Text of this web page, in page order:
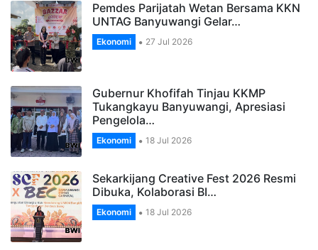
Pemdes Parijatah Wetan Bersama KKN
UNTAG Banyuwangi Gelar…
Ekonomi 27 Jul 2026
Gubernur Khofifah Tinjau KKMP
Tukangkayu Banyuwangi, Apresiasi
Pengelola…
Ekonomi 18 Jul 2026
Sekarkijang Creative Fest 2026 Resmi
Dibuka, Kolaborasi BI…
Ekonomi 18 Jul 2026